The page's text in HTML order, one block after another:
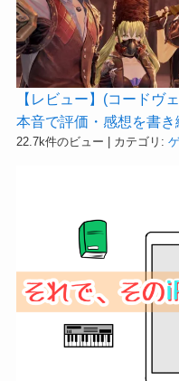
【レビュー】(コードヴ
本音で評価・感想を書き
22.7k件のビュー カテゴリ: